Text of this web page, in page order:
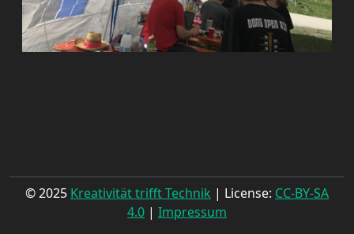
© 2025 Kreativität trifft Technik | License: CC-BY-SA
4.0 | Impressum